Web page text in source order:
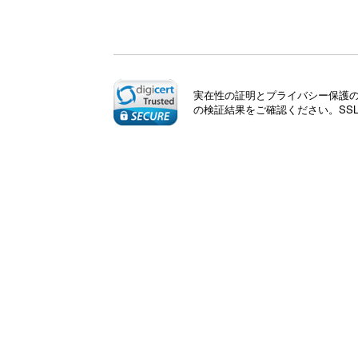
実在性の証明とプライバシー保護
の検証結果をご確認ください。